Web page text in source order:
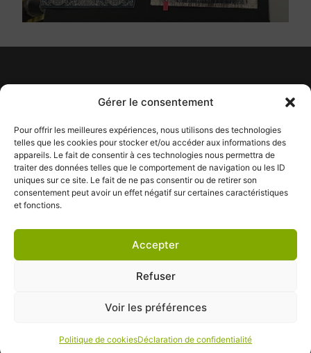
Gérer le consentement
Pour offrir les meilleures expériences, nous utilisons des technologies
telles que les cookies pour stocker et/ou accéder aux informations des
appareils. Le fait de consentir à ces technologies nous permettra de
traiter des données telles que le comportement de navigation ou les ID
uniques sur ce site. Le fait de ne pas consentir ou de retirer son
consentement peut avoir un effet négatif sur certaines caractéristiques
et fonctions.
Accepter
Refuser
Voir les préférences
Politique de cookiesDéclaration de confidentialité
Lundi au Vendredi : 8 h 30 à 17
Samedi : 9 h à 12 h
info@tapismontmagny.ca
Tél :418 248-7840
Conditions générales|Déclaration de confidentialité
©2026 Tapis Montmagny | Tous droits réservés